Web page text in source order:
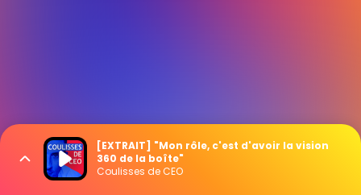
[EXTRAIT] "Mon rôle, c'est d'avoir la vision
360 de la boîte"
Coulisses de CEO